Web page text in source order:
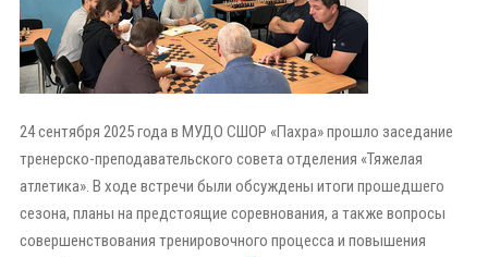
24 сентября 2025 года в МУДО СШОР «Пахра» прошло заседание
тренерско-преподавательского совета отделения «Тяжелая
атлетика». В ходе встречи были обсуждены итоги прошедшего
сезона, планы на предстоящие соревнования, а также вопросы
совершенствования тренировочного процесса и повышения